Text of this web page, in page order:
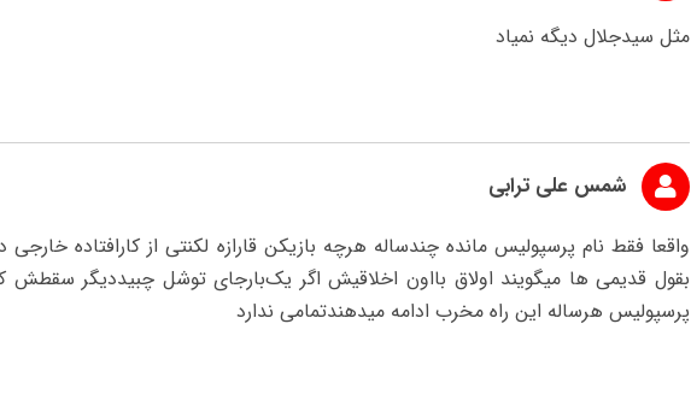
مثل سیدجلال دیگه نمیاد
شمس علی ترابی
واقعا فقط نام پرسپولیس مانده چندساله هرچه‌ بازیکن قارازه لکنتی از کارافتاده
بقول قدیمی ها میگویند اولاق بااون اخلاقیش اگر یک‌بارجای توشل چبیددیگر سقطش
پرسپولیس هرساله این راه مخرب ادامه‌ میدهندتمامی ندارد